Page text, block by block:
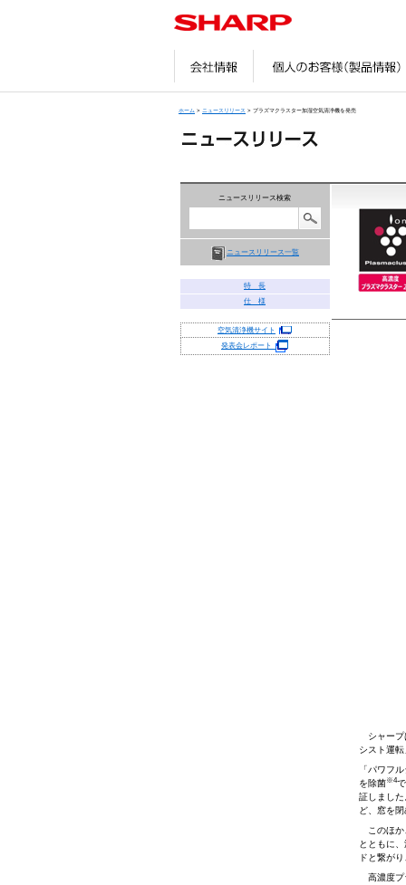
ホーム > ニュースリリース > プラズマクラスター加湿空気清浄機を発売
ニュースリリース検索
ニュースリリース一覧
特 長
仕 様
空気清浄機サイト
発表会レポート
シャープ
シスト運
「パワフ
を除菌※4
証しまし
ど、窓を閉
このほか
とともに
ドと繋が
高濃度プ